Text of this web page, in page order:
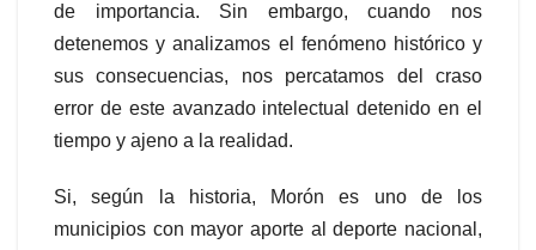
de importancia. Sin embargo, cuando nos
detenemos y analizamos el fenómeno histórico y
sus consecuencias, nos percatamos del craso
error de este avanzado intelectual detenido en el
tiempo y ajeno a la realidad.
Si, según la historia, Morón es uno de los
municipios con mayor aporte al deporte nacional,